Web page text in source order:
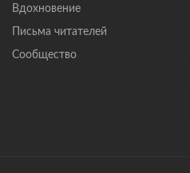
Вдохновение
Письма читателей
Сообщество